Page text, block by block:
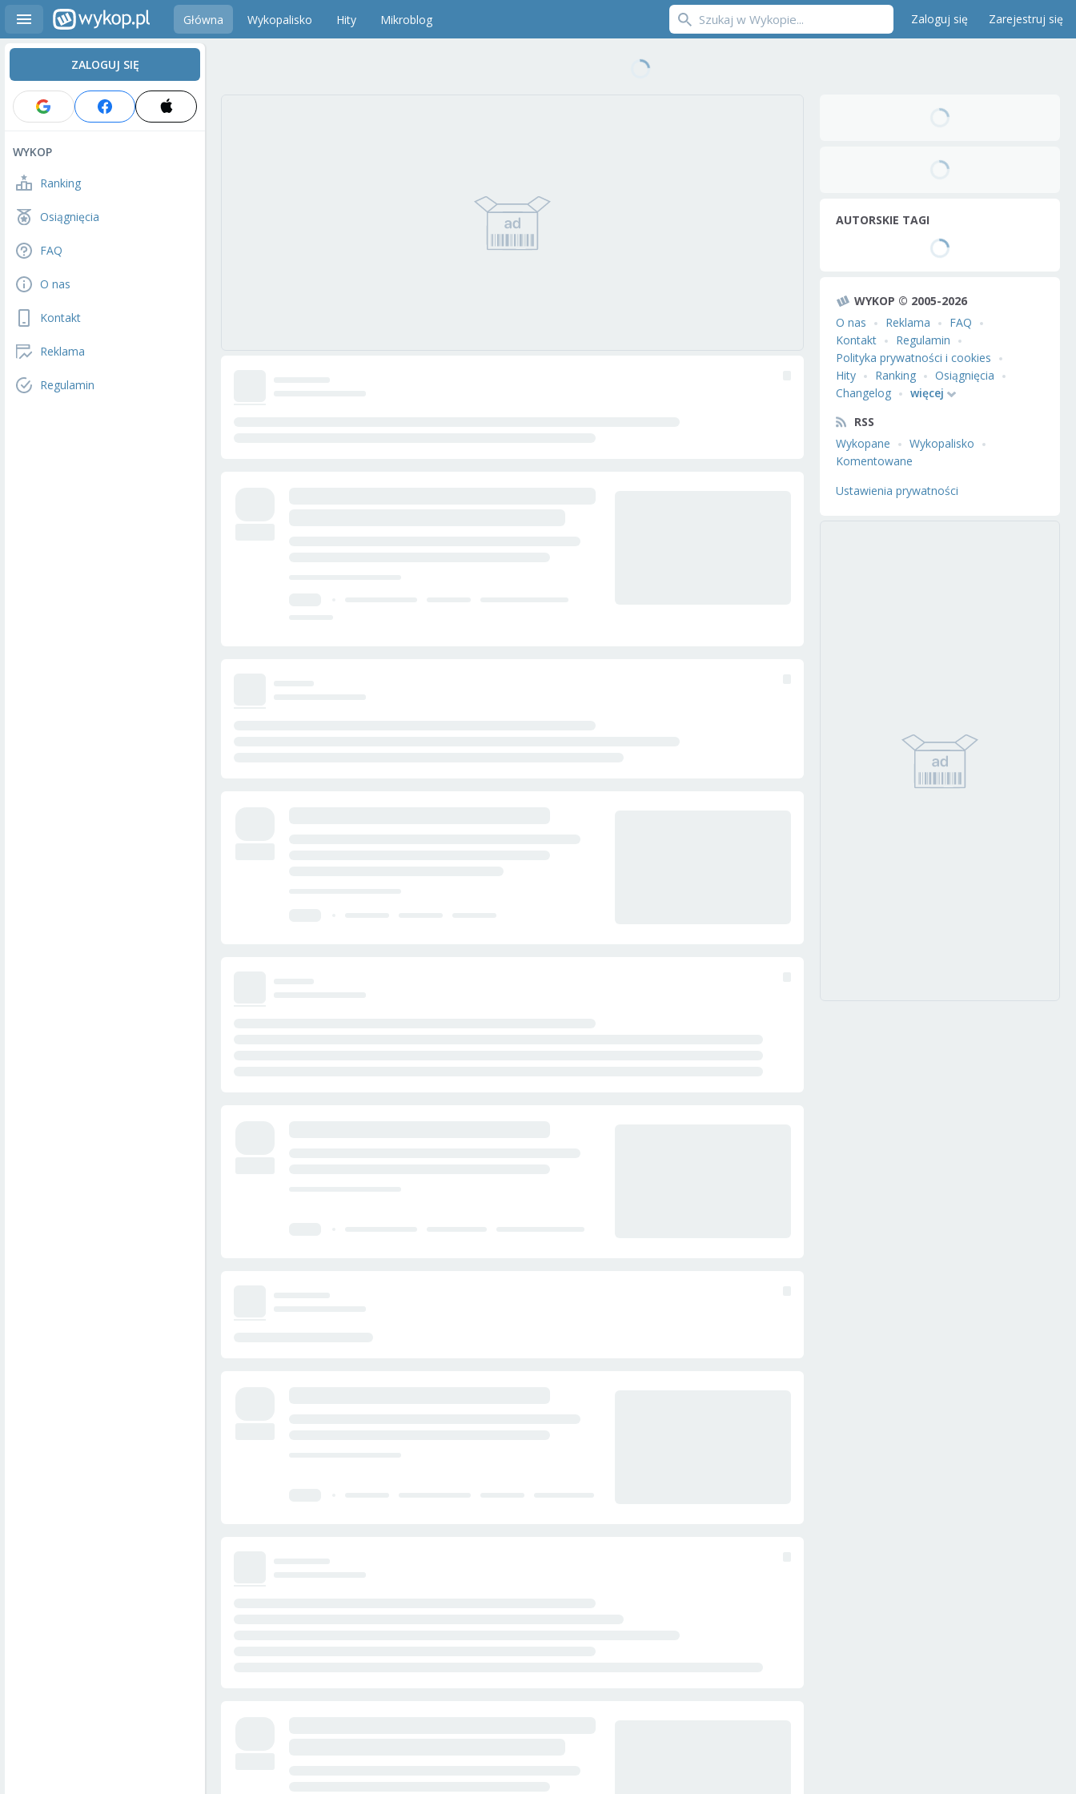
Główna Wykopalisko Hity Mikroblog Zaloguj się Zarejestruj się
ZALOGUJ SIĘ
WYKOP
Ranking
Osiągnięcia
FAQ
O nas
Kontakt
Reklama
Regulamin
AUTORSKIE TAGI
WYKOP © 2005-2026
O nas
Reklama
FAQ
Kontakt
Regulamin
Polityka prywatności i cookies
Hity
Ranking
Osiągnięcia
Changelog
więcej
RSS
Wykopane
Wykopalisko
Komentowane
Ustawienia prywatności